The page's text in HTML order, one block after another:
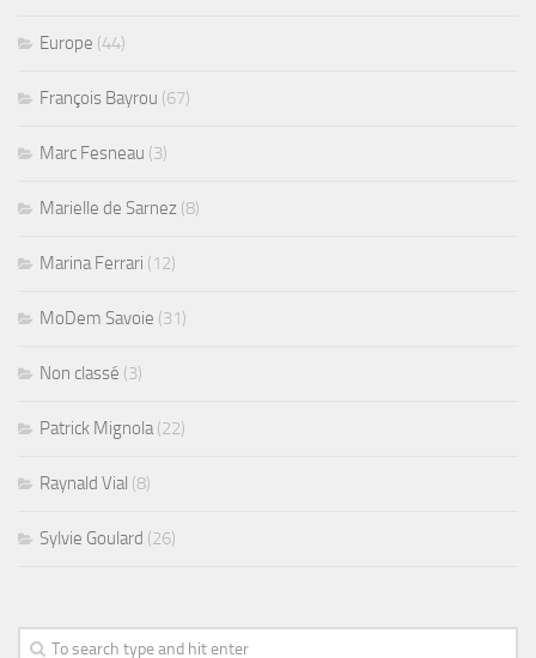
Europe (44)
François Bayrou (67)
Marc Fesneau (3)
Marielle de Sarnez (8)
Marina Ferrari (12)
MoDem Savoie (31)
Non classé (3)
Patrick Mignola(22)
Raynald Vial (8)
Sylvie Goulard (26)